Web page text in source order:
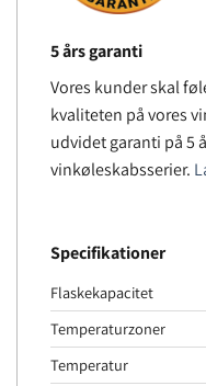
5 års garanti
Vores kunder skal
kvaliteten på vores
udvidet garanti på 5
vinkøleskabsserier.
Specifikationer
Flaskekapacitet
Temperaturzoner
Temperatur